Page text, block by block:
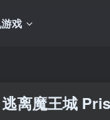
戏
逃离魔王城